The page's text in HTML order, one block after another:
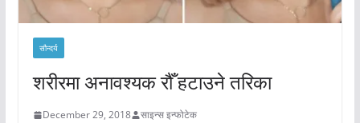
सौन्दर्य
शरीरमा अनावश्यक रौँ हटाउने तरिका
December 29, 2018 साइन्स इन्फोटेक